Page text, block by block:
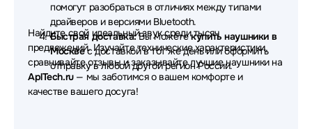
Наушники Digma Наушники Aula
Наушники Fanvil Наушники Nuroum
Наушники Thermaltake Наушники TWS
Наушники AVTech
помогут разобраться в отличиях между типами
драйверов и версиями Bluetooth.
Быстрая доставка:Вы можетекупить наушники в
Москвес доставкой в тот же день или оформить
отправку в любой другой регион России.
Найдите свой идеальный звук среди тысяч
предложений. Изучайте технические характеристики,
сравнивайте отзывы и заказывайте лучшие наушники на
AplTech.ru— мы заботимся о вашем комфорте и
качестве вашего досуга!